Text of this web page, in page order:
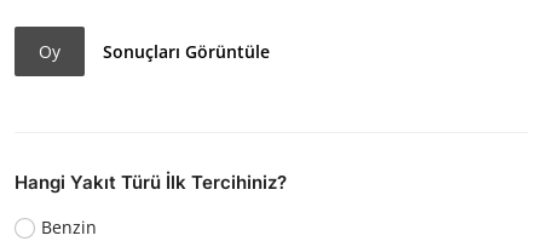
Oy Sonuçları Görüntüle
Hangi Yakıt Türü İlk Tercihiniz?
Benzin